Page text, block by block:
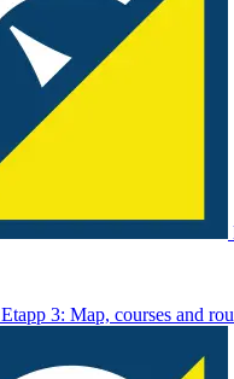
Etapp 3: Map, courses and